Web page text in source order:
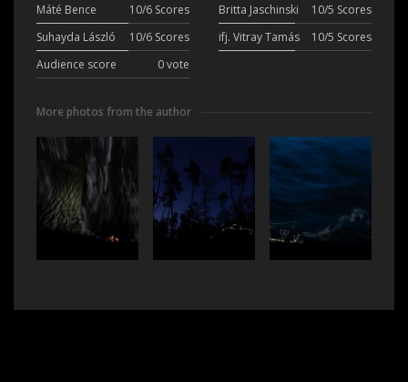
Máté Bence
10/6 Scores Britta Jaschinski
10/5 Scores
Suhayda László
10/6 Scores ifj. Vitray Tamás
10/5 Scores
Audience score
0 vote
More photos from the author